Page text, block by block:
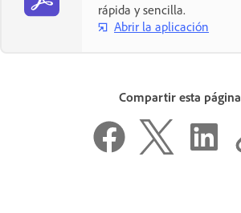
rápida y sencilla.
Abrir la aplicación
Compartir esta página